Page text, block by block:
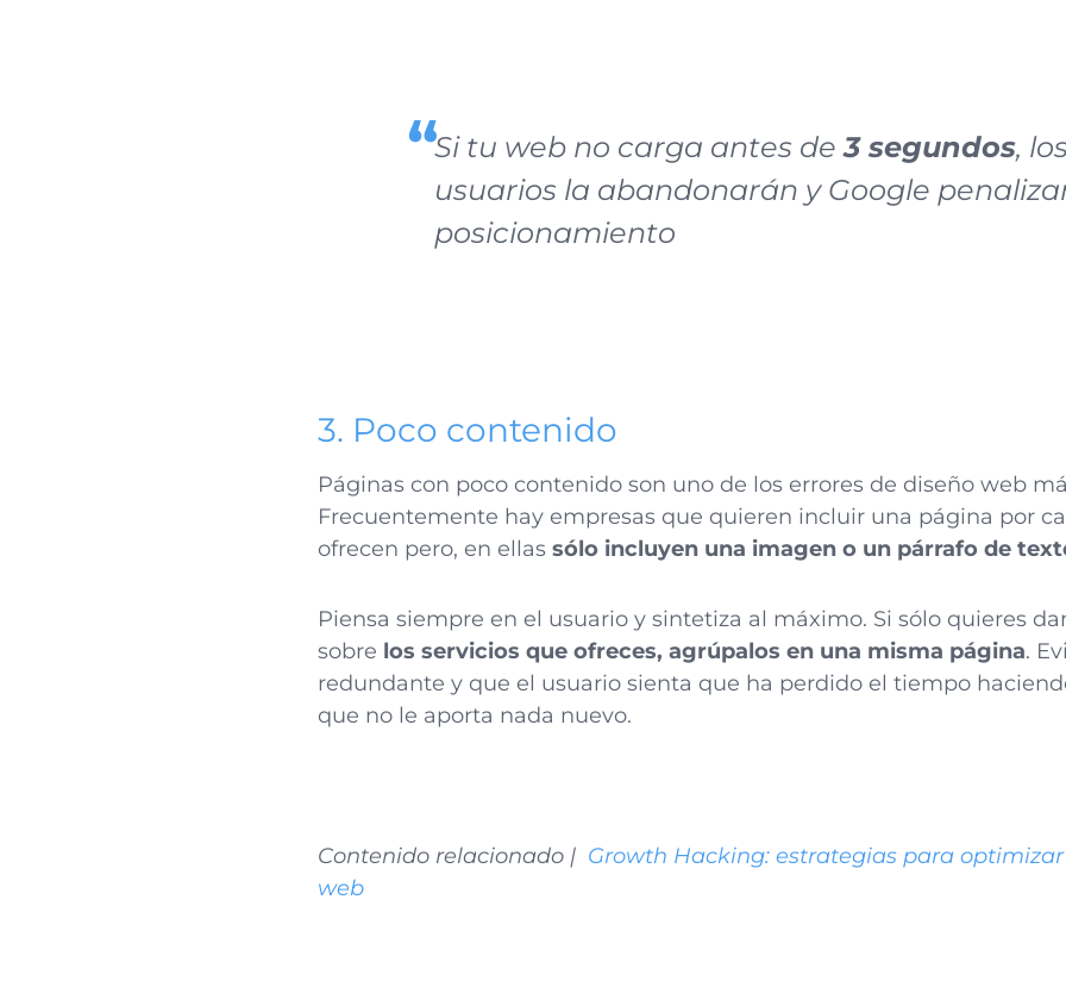
Si tu web no carga antes de3 segundos,
usuarios la abandonarán y Google
posicionamiento
3. Poco contenido
Páginas con poco contenido son uno de los errores de diseño web
Frecuentemente hay empresas que quieren incluir una página por
ofrecen pero, en ellas sólo incluyen una imagen o un párrafo de
Piensa siempre en el usuario y sintetiza al máximo. Si sólo quieres
sobre los servicios que ofreces, agrúpalos en una misma página.
redundante y que el usuario sienta que ha perdido el tiempo
que no le aporta nada nuevo.
Contenido relacionado | Growth Hacking: estrategias para
web